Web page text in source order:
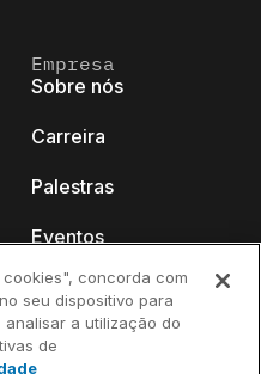
Empresa
Sobre nós
Carreira
Palestras
Eventos
Blog do programador
Fale conosco
concorda com
seu dispositivo para
a utilização do
de